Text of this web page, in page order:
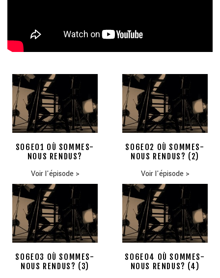
S06E01 OÙ SOMMES-
NOUS RENDUS?
Voir l'épisode >
S06E02 OÙ SOMMES-
NOUS RENDUS? (2)
Voir l'épisode >
S06E03 OÙ SOMMES-
NOUS RENDUS? (3)
S06E04 OÙ SOMMES-
NOUS RENDUS? (4)